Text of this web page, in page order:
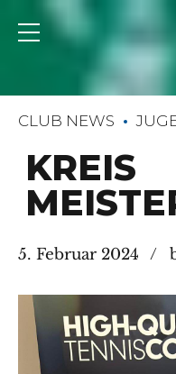
CLUB NEWS
KREIS
5. Februar 2024